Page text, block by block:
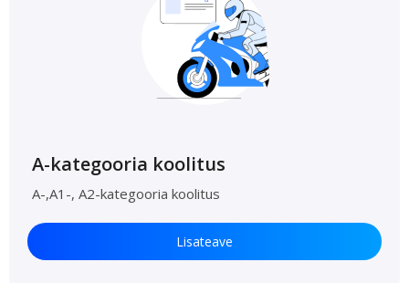
A-kategooria koolitus
A-,A1-, A2-kategooria koolitus
Lisateave